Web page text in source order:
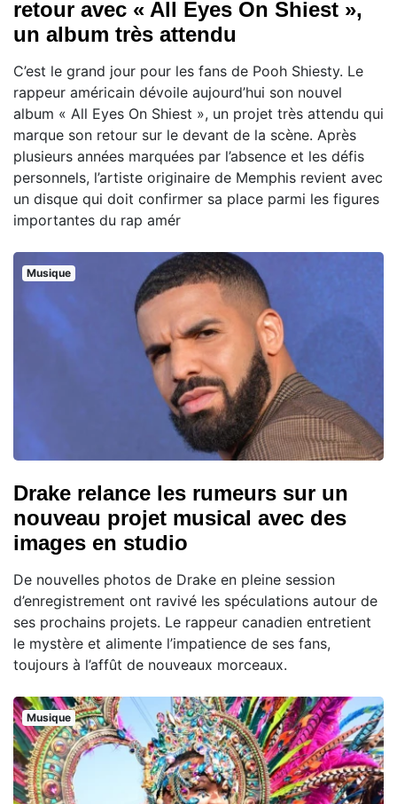
retour avec « All Eyes On Shiest »,
un album très attendu
C’est le grand jour pour les fans de Pooh Shiesty. Le
rappeur américain dévoile aujourd’hui son nouvel
album « All Eyes On Shiest », un projet très attendu qui
marque son retour sur le devant de la scène. Après
plusieurs années marquées par l’absence et les défis
personnels, l’artiste originaire de Memphis revient avec
un disque qui doit confirmer sa place parmi les figures
importantes du rap amér
Musique
Drake relance les rumeurs sur un
nouveau projet musical avec des
images en studio
De nouvelles photos de Drake en pleine session
d’enregistrement ont ravivé les spéculations autour de
ses prochains projets. Le rappeur canadien entretient
le mystère et alimente l’impatience de ses fans,
toujours à l’affût de nouveaux morceaux.
Musique